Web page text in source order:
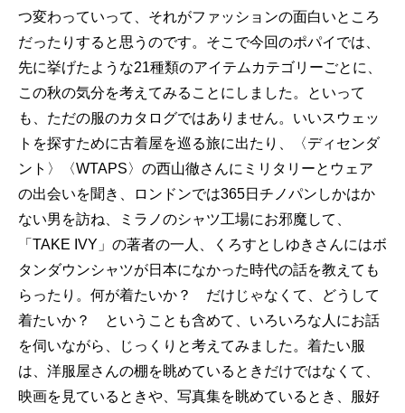
つ変わっていって、それがファッションの面白いところ
だったりすると思うのです。そこで今回のポパイでは、
先に挙げたような21種類のアイテムカテゴリーごとに、
この秋の気分を考えてみることにしました。といって
も、ただの服のカタログではありません。いいスウェッ
トを探すために古着屋を巡る旅に出たり、〈ディセンダ
ント〉〈WTAPS〉の西山徹さんにミリタリーとウェア
の出会いを聞き、ロンドンでは365日チノパンしかはか
ない男を訪ね、ミラノのシャツ工場にお邪魔して、
「TAKE IVY」の著者の一人、くろすとしゆきさんにはボ
タンダウンシャツが日本になかった時代の話を教えても
らったり。何が着たいか？ だけじゃなくて、どうして
着たいか？ ということも含めて、いろいろな人にお話
を伺いながら、じっくりと考えてみました。着たい服
は、洋服屋さんの棚を眺めているときだけではなくて、
映画を見ているときや、写真集を眺めているとき、服好